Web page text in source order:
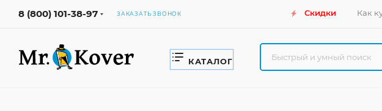
8 (800) 101-38-97 ЗАКАЗАТЬ ЗВОНОК Скидки Как
КАТАЛОГ